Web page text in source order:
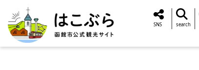
SNS search